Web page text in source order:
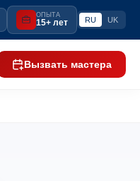
ОПЫТА
15+ лет RU UK
Вызвать мастера